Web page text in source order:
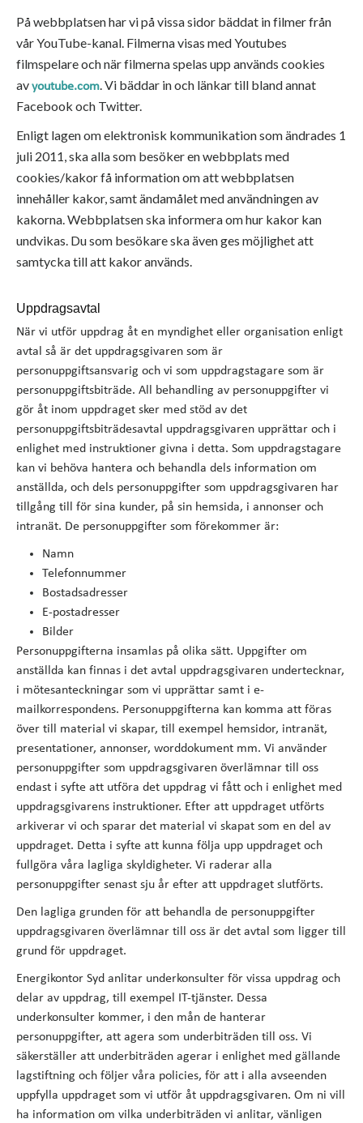
På webbplatsen har vi på vissa sidor bäddat in filmer från
vår YouTube-kanal. Filmerna visas med Youtubes
filmspelare och när filmerna spelas upp används cookies
avyoutube.com. Vi bäddar in och länkar till bland annat
Facebook och Twitter.
Enligt lagen om elektronisk kommunikation som ändrades 1
juli 2011, ska alla som besöker en webbplats med
cookies/kakor få information om att webbplatsen
innehåller kakor, samt ändamålet med användningen av
kakorna. Webbplatsen ska informera om hur kakor kan
undvikas. Du som besökare ska även ges möjlighet att
samtycka till att kakor används.
Uppdragsavtal
När vi utför uppdrag åt en myndighet eller organisation enligt
avtal så är det uppdragsgivaren som är
personuppgiftsansvarig och vi som uppdragstagare som är
personuppgiftsbiträde. All behandling av personuppgifter vi
gör åt inom uppdraget sker med stöd av det
personuppgiftsbiträdesavtal uppdragsgivaren upprättar och i
enlighet med instruktioner givna i detta. Som uppdragstagare
kan vi behöva hantera och behandla dels information om
anställda, och dels personuppgifter som uppdragsgivaren har
tillgång till för sina kunder, på sin hemsida, i annonser och
intranät. De personuppgifter som förekommer är:
Namn
Telefonnummer
Bostadsadresser
E-postadresser
Bilder
Personuppgifterna insamlas på olika sätt. Uppgifter om
anställda kan finnas i det avtal uppdragsgivaren undertecknar,
i mötesanteckningar som vi upprättar samt i e-
mailkorrespondens. Personuppgifterna kan komma att föras
över till material vi skapar, till exempel hemsidor, intranät,
presentationer, annonser, worddokument mm. Vi använder
personuppgifter som uppdragsgivaren överlämnar till oss
endast i syfte att utföra det uppdrag vi fått och i enlighet med
uppdragsgivarens instruktioner. Efter att uppdraget utförts
arkiverar vi och sparar det material vi skapat som en del av
uppdraget. Detta i syfte att kunna följa upp uppdraget och
fullgöra våra lagliga skyldigheter. Vi raderar alla
personuppgifter senast sju år efter att uppdraget slutförts.
Den lagliga grunden för att behandla de personuppgifter
uppdragsgivaren överlämnar till oss är det avtal som ligger till
grund för uppdraget.
Energikontor Syd anlitar underkonsulter för vissa uppdrag och
delar av uppdrag, till exempel IT-tjänster. Dessa
underkonsulter kommer, i den mån de hanterar
personuppgifter, att agera som underbiträden till oss. Vi
säkerställer att underbiträden agerar i enlighet med gällande
lagstiftning och följer våra policies, för att i alla avseenden
uppfylla uppdraget som vi utför åt uppdragsgivaren. Om ni vill
ha information om vilka underbiträden vi anlitar, vänligen